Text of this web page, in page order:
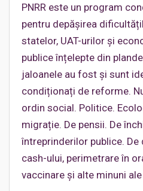
PNRR este un program
pentru depășirea
statelor, UAT-urilor și
publice înțelepte din
jaloanele au fost și sunt
condiționați de reforme.
ordin social. Politice.
migrație. De pensii. De
întreprinderilor publice.
cash-ului, perimetrare în
vaccinare și alte minuni